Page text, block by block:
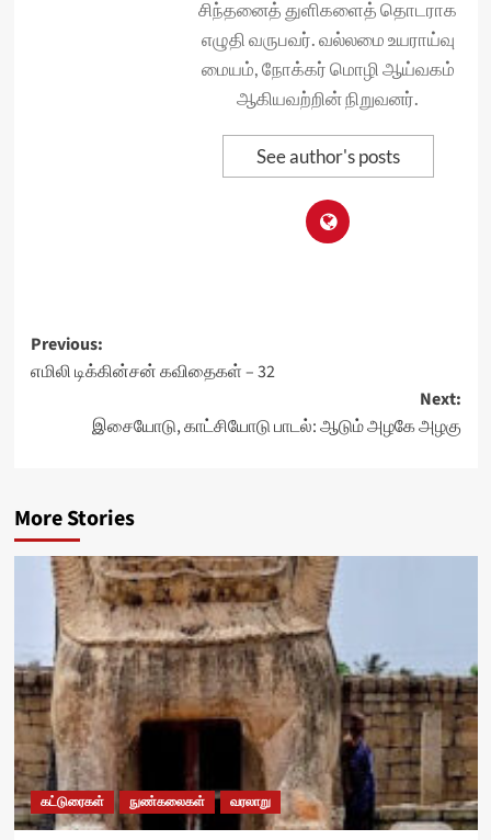
சிந்தனைத் துளிகளைத் தொடராக
எழுதி வருபவர். வல்லமை உயராய்வு
மையம், நோக்கர் மொழி ஆய்வகம்
ஆகியவற்றின் நிறுவனர்.
See author's posts
Post
navigation
Previous:
எமிலி டிக்கின்சன் கவிதைகள் – 32
Next:
இசையோடு, காட்சியோடு பாடல்: ஆடும் அழகே அழகு
More Stories
கட்டுரைகள் நுண்கலைகள் வரலாறு